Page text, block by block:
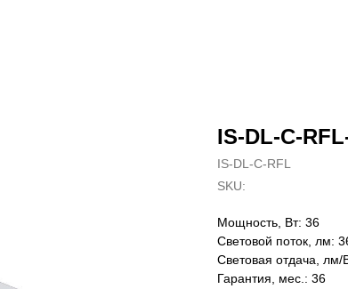
IS-DL-C-
IS-DL-C-RFL
SKU:
Мощность, Вт: 36
Световой поток, лм:
Световая отдача, лм/
Гарантия, мес.: 36